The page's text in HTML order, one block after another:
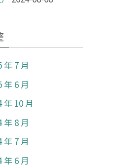
年 7 月
年 6 月
年 10 月
年 8 月
年 7 月
年 6 月